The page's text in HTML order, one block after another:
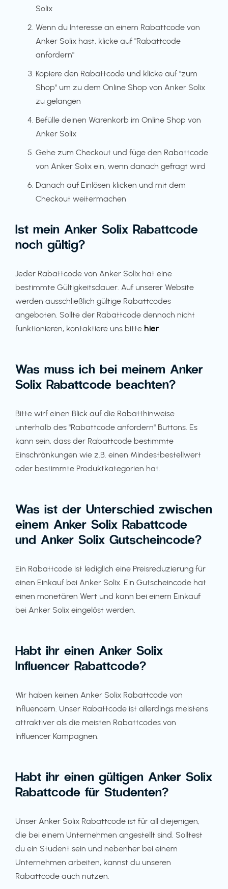
Solix
Wenn du Interesse an einem Rabattcode von
Anker Solix hast, klicke auf "Rabattcode
anfordern"
Kopiere den Rabattcode und klicke auf "zum
Shop" um zu dem Online Shop von Anker Solix
zu gelangen
Befülle deinen Warenkorb im Online Shop von
Anker Solix
Gehe zum Checkout und füge den Rabattcode
von Anker Solix ein, wenn danach gefragt wird
Danach auf Einlösen klicken und mit dem
Checkout weitermachen
Ist mein Anker Solix Rabattcode
noch gültig?
Jeder Rabattcode von Anker Solix hat eine
bestimmte Gültigkeitsdauer. Auf unserer Website
werden ausschließlich gültige Rabattcodes
angeboten. Sollte der Rabattcode dennoch nicht
funktionieren, kontaktiere uns bitte hier.
Was muss ich bei meinem Anker
Solix Rabattcode beachten?
Bitte wirf einen Blick auf die Rabatthinweise
unterhalb des "Rabattcode anfordern" Buttons. Es
kann sein, dass der Rabattcode bestimmte
Einschränkungen wie z.B. einen Mindestbestellwert
oder bestimmte Produktkategorien hat.
Was ist der Unterschied zwischen
einem Anker Solix Rabattcode
und Anker Solix Gutscheincode?
Ein Rabattcode ist lediglich eine Preisreduzierung für
einen Einkauf bei Anker Solix. Ein Gutscheincode hat
einen monetären Wert und kann bei einem Einkauf
bei Anker Solix eingelöst werden.
Habt ihr einen Anker Solix
Influencer Rabattcode?
Wir haben keinen Anker Solix Rabattcode von
Influencern. Unser Rabattcode ist allerdings meistens
attraktiver als die meisten Rabattcodes von
Influencer Kampagnen.
Habt ihr einen gültigen Anker Solix
Rabattcode für Studenten?
Unser Anker Solix Rabattcode ist für all diejenigen,
die bei einem Unternehmen angestellt sind. Solltest
du ein Student sein und nebenher bei einem
Unternehmen arbeiten, kannst du unseren
Rabattcode auch nutzen.